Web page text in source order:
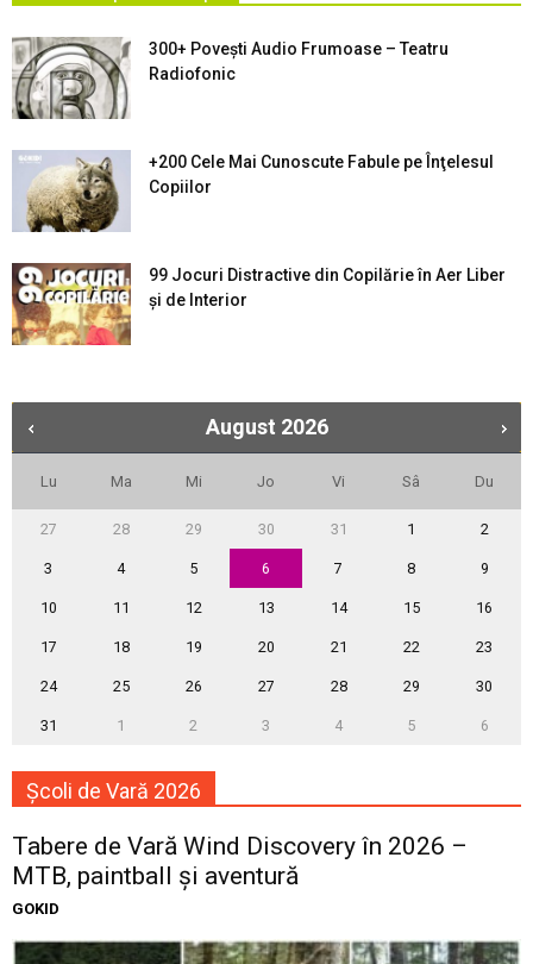
300+ Povești Audio Frumoase – Teatru
Radiofonic
+200 Cele Mai Cunoscute Fabule pe Înţelesul
Copiilor
99 Jocuri Distractive din Copilărie în Aer Liber
şi de Interior
August 2026
Lu Ma Mi Jo Vi Sâ Du
27 28 29 30 31 1 2
3 4 5 6 7 8 9
10 11 12 13 14 15 16
17 18 19 20 21 22 23
24 25 26 27 28 29 30
31 1 2 3 4 5 6
Școli de Vară 2026
Tabere de Vară Wind Discovery în 2026 –
MTB, paintball și aventură
GOKID